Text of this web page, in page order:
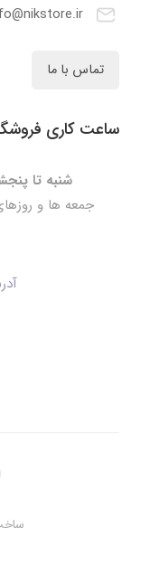
تماس با ما
ساعت کاری
شنبه تا پنجشنبه
جمعه ها و